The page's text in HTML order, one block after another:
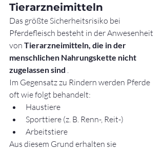
Tierarzneimitteln
Das größte Sicherheitsrisiko bei
Pferdefleisch besteht in der Anwesenheit
von Tierarzneimitteln, die in der
menschlichen Nahrungskette nicht
zugelassen sind
Im Gegensatz zu Rindern werden Pferde
oft wie folgt behandelt:
Haustiere
Sporttiere (z. B. Renn-, Reit-)
Arbeitstiere
Aus diesem Grund erhalten sie